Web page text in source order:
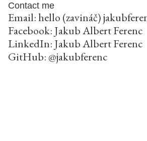
Contact me
Email: hello (zavináč)
Facebook: Jakub Albert Ferenc
LinkedIn: Jakub Albert Ferenc
GitHub: @jakubferenc